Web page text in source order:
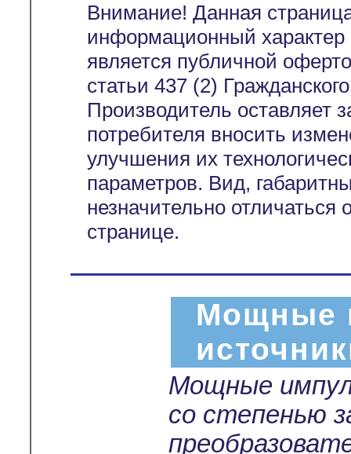
Внимание! Данная
информационный характер
является публичной
статьи 437 (2)
Производитель оставляет
потребителя вносить
улучшения их
параметров. Вид,
незначительно
странице.
Мощные
Мощные
со степенью